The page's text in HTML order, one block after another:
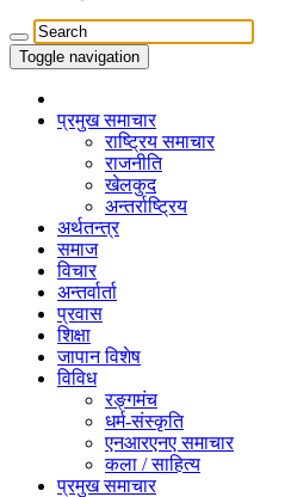
Toggle navigation
प्रमुख समाचार
राष्ट्रिय समाचार
राजनीति
खेलकुद
अन्तर्राष्ट्रिय
अर्थतन्त्र
समाज
विचार
अन्तर्वार्ता
प्रवास
शिक्षा
जापान विशेष
विविध
रङ्गमंच
धर्म-संस्कृति
एनआरएनए समाचार
कला / साहित्य
प्रमुख समाचार